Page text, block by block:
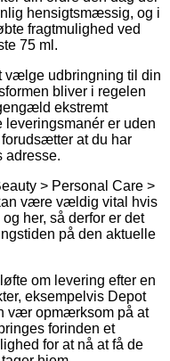
hensigtsmæssig, og i
fragtmulighed ved
75 ml.
vælge udbringning til din
bliver i regelen
ekstremt
leveringsmanér er uden
at du har
adresse.
> Personal Care >
være vældig vital hvis
her, så derfor er det
på den aktuelle
om levering efter en
eksempelvis Depot
vær opmærksom på at
forinden et
for at nå at få de